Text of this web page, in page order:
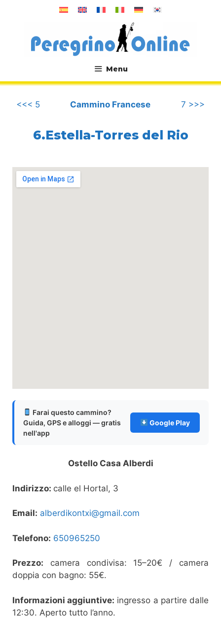
Menu
.
<<< 5
Cammino Francese 7 >>>
6.Estella-Torres del Rio
Farai questo cammino?
Guida, GPS e alloggi — gratis
nell'app
Google Play
Ostello Casa Alberdi
Indirizzo: calle el Hortal, 3
Email: alberdikontxi@gmail.com
Telefono: 650965250
Prezzo: camera condivisa: 15–20€ / camera
doppia con bagno: 55€.
Informazioni aggiuntive: ingresso a partire dalle
12:30. Aperto tutto l’anno.